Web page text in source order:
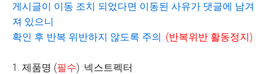
게시글이 이동 조치 되었다면 이동된 사유가 댓글에 남겨
져 있으니
확인 후 반복 위반하지 않도록 주의. (반복위반 활동정지)
1. 제품명 (필수) :넥스트펙터